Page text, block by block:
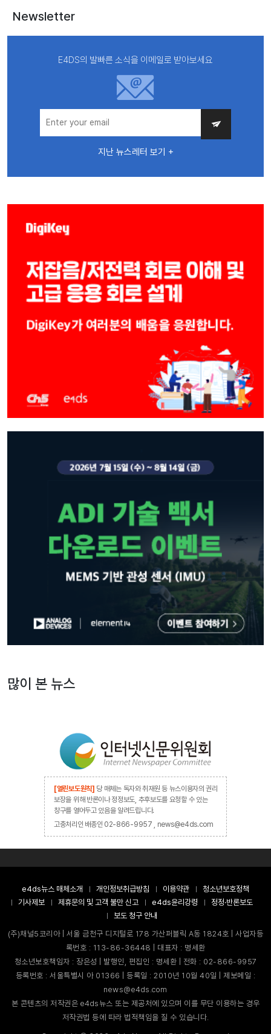
Newsletter
E4DS의 발빠른 소식을 이메일로 받아보세요
지난 뉴스레터 보기 +
많이 본 뉴스
[열린보도원칙] 당 매체는 독자와 취재원 등 뉴스이용자의 권리
보장을 위해 반론이나 정정보도, 추후보도를 요청할 수 있는
창구를 열어두고 있음을 알려드립니다.
고충처리인 배종인 02-866-9957 , news@e4ds.com
e4ds뉴스 매체소개 개인정보취급방침 이용약관
청소년보호정책
기사제보
제휴문의 및 고객 불만 신고 e4ds윤리강령
정정·반론보도
보도 청구 안내
(주)채널5코리아 | 서울 금천구 디지털로 178 가산퍼블릭 A동 1824호 | 사업자등
록번호 : 113-86-36448 | 대표자 : 명세환
청소년보호책임자 : 장은성 | 발행인, 편집인 : 명세환 | 전화 : 02-866-9957
등록번호 : 서울특별시 아 01366 | 등록일 : 2010년 10월 40일 | 제보메일 :
news@e4ds.com
본 콘텐츠의 저작권은 e4ds뉴스 또는 제공처에 있으며 이를 무단 이용하는 경우
저작권법 등에 따라 법적책임을 질 수 있습니다.